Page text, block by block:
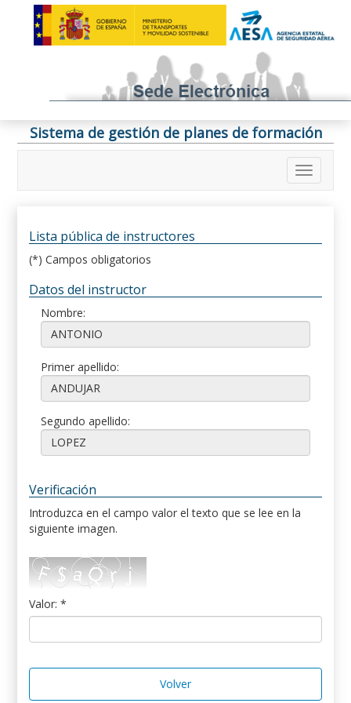
Sistema de gestión de planes de formación
Lista pública de instructores
(*) Campos obligatorios
Datos del instructor
Nombre:
Primer apellido:
Segundo apellido:
Verificación
Introduzca en el campo valor el texto que se lee en la
siguiente imagen.
Valor: *
Volver